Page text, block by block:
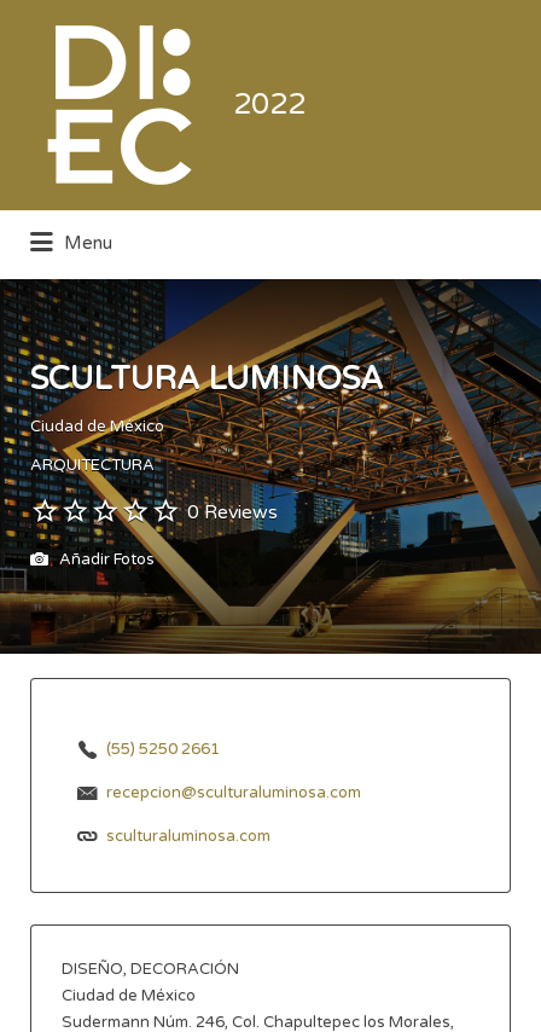
2022
Electrónica de Consumo y Comercial
Buscar
Menu
SCULTURA LUMINOSA
Ciudad de México
ARQUITECTURA
0 Reviews
Añadir Fotos
(55) 5250 2661
recepcion@sculturaluminosa.com
sculturaluminosa.com
DISEÑO, DECORACIÓN
Ciudad de México
Sudermann Núm. 246, Col. Chapultepec los Morales,